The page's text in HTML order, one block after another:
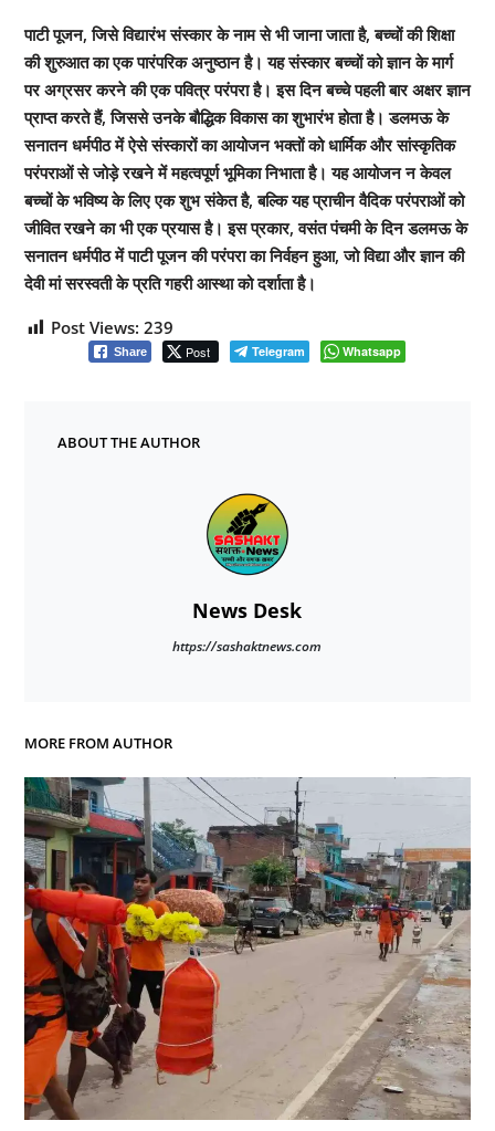
पाटी पूजन, जिसे विद्यारंभ संस्कार के नाम से भी जाना जाता है, बच्चों की शिक्षा
की शुरुआत का एक पारंपरिक अनुष्ठान है। यह संस्कार बच्चों को ज्ञान के मार्ग
पर अग्रसर करने की एक पवित्र परंपरा है। इस दिन बच्चे पहली बार अक्षर ज्ञान
प्राप्त करते हैं, जिससे उनके बौद्धिक विकास का शुभारंभ होता है। डलमऊ के
सनातन धर्मपीठ में ऐसे संस्कारों का आयोजन भक्तों को धार्मिक और सांस्कृतिक
परंपराओं से जोड़े रखने में महत्वपूर्ण भूमिका निभाता है। यह आयोजन न केवल
बच्चों के भविष्य के लिए एक शुभ संकेत है, बल्कि यह प्राचीन वैदिक परंपराओं को
जीवित रखने का भी एक प्रयास है। इस प्रकार, वसंत पंचमी के दिन डलमऊ के
सनातन धर्मपीठ में पाटी पूजन की परंपरा का निर्वहन हुआ, जो विद्या और ज्ञान की
देवी मां सरस्वती के प्रति गहरी आस्था को दर्शाता है।
Post Views: 239
Share Post Telegram Whatsapp
ABOUT THE AUTHOR
News Desk
https://sashaktnews.com
MORE FROM AUTHOR